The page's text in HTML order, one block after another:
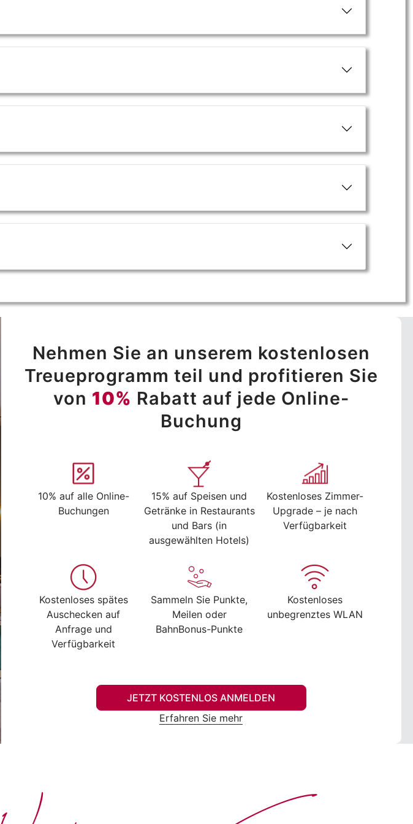
Nehmen Sie an unserem kostenlosen
Treueprogramm teil und profitieren Sie
von 10% Rabatt auf jede Online-
Buchung
10% auf alle Online-
Buchungen
15% auf Speisen und
Getränke in Restaurants
und Bars (in
ausgewählten Hotels)
Kostenloses Zimmer-
Upgrade – je nach
Verfügbarkeit
Kostenloses spätes
Auschecken auf
Anfrage und
Verfügbarkeit
Sammeln Sie Punkte,
Meilen oder
BahnBonus-Punkte
Kostenloses
unbegrenztes WLAN
JETZT KOSTENLOS ANMELDEN
Erfahren Sie mehr